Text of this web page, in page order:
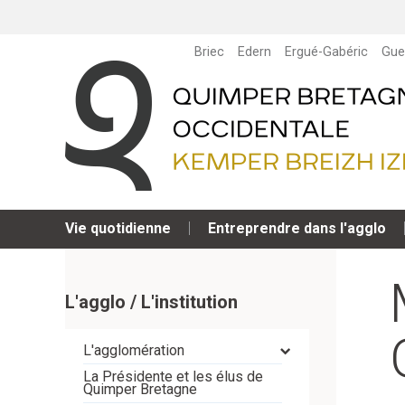
Briec Edern Ergué-Gabéric
Vie quotidienne Entreprendre dans l'agglo
L'agglo / L'institution
L'agglomération
La Présidente et les élus de
Quimper Bretagne